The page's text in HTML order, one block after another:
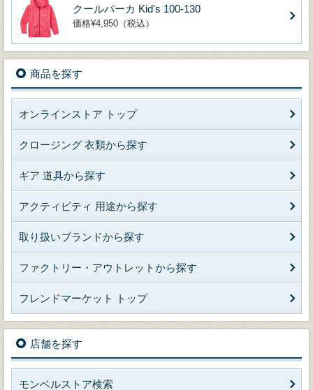
クールパーカ Kid's 100-130
価格¥4,950（税込）
商品を探す
オンラインストア トップ
クロージング 衣類から探す
ギア 道具から探す
アクティビティ 用途から探す
取り扱いブランドから探す
ファクトリー・アウトレットから探す
フレンドマーケット トップ
店舗を探す
モンベルストア検索